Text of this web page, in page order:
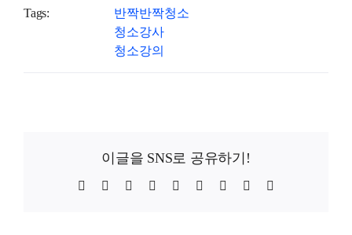
Tags:
반짝반짝청소
청소강사
청소강의
이글을 SNS로 공유하기!
Facebook WhatsAppTelegram
TumblrPinterest Xing